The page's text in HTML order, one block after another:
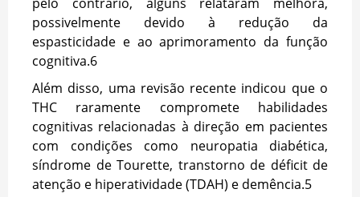
pelo contrário, alguns relataram melhora,
possivelmente devido à redução da
espasticidade e ao aprimoramento da função
cognitiva.6
Além disso, uma revisão recente indicou que o
THC raramente compromete habilidades
cognitivas relacionadas à direção em pacientes
com condições como neuropatia diabética,
síndrome de Tourette, transtorno de déficit de
atenção e hiperatividade (TDAH) e demência.5